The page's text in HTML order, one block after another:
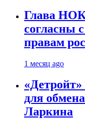
Глава
согласны
правам
1 месяц ago
для
Ларкина